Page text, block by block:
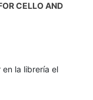
CELLO AND
la librería el